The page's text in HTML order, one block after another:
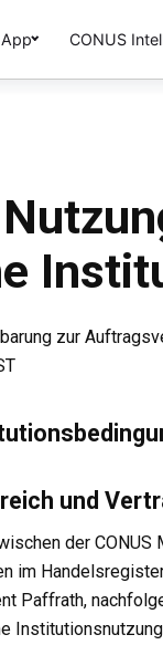
CONUS
zur
und
der
im
Paffrath,